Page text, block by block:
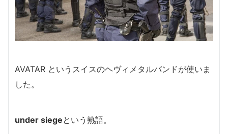
AVATAR というスイスのヘヴィメタルバンドが使いま
した。
under siegeという熟語。